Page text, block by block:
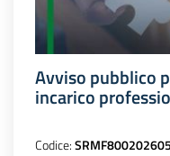
Avviso pubblico
incarico
Codice: